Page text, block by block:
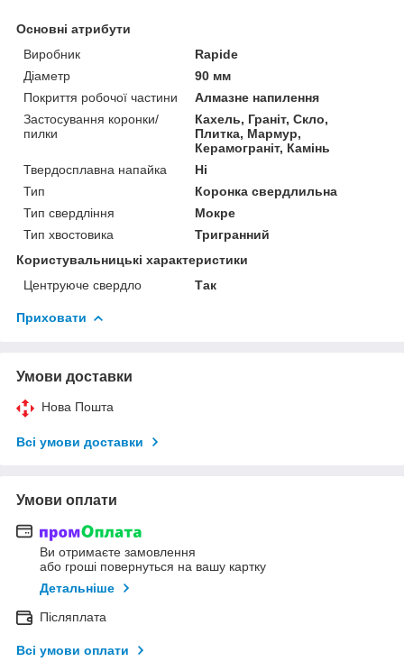
Основні атрибути
Виробник
Rapide
Діаметр
90 мм
Покриття робочої частини
Алмазне напилення
Застосування коронки/
пилки
Кахель, Граніт, Скло,
Плитка, Мармур,
Керамограніт, Камінь
Твердосплавна напайка
Ні
Тип
Коронка свердлильна
Тип свердління
Мокре
Тип хвостовика
Тригранний
Користувальницькі характеристики
Центруюче свердло
Так
Приховати
Умови доставки
Нова Пошта
Всі умови доставки
Умови оплати
Ви отримаєте замовлення
або гроші повернуться на вашу картку
Детальніше
Післяплата
Всі умови оплати